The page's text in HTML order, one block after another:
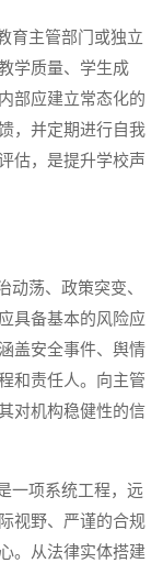
主管部门或独立
学质量、学生成
部应建立常态化的
，并定期进行自我
估，是提升学校声
荡、政策突变、
具备基本的风险应
盖安全事件、舆情
和责任人。向主管
对机构稳健性的信
一项系统工程，远
视野、严谨的合规
。从法律实体搭建